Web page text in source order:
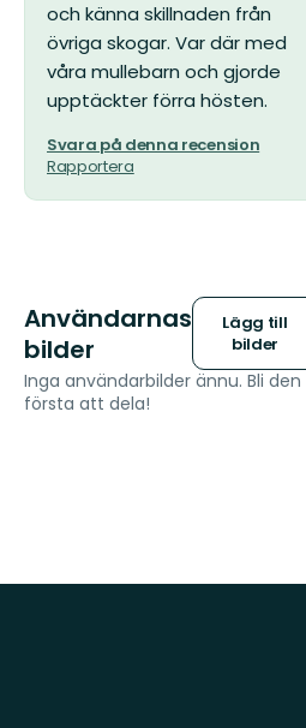
och känna skillnaden från
övriga skogar. Var där med
våra mullebarn och gjorde
upptäckter förra hösten.
Svara på denna recension
Rapportera
Användarnas
bilder
Lägg till
bilder
Inga användarbilder ännu. Bli den
första att dela!